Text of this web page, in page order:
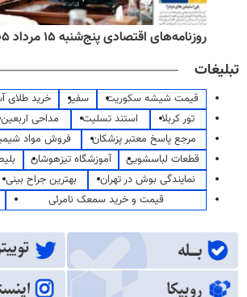
روزنامه‌های اقتصادی پنج‌شنبه ۱۵ مرداد ۱۴۰۵
تبلیغات
قیمت شیشه سکوریت سفیر خرید طلای
تور کربلا
استند تسلیت مداحی اربعین
مرجع پاسخ معتبر پزشکان
فروش مواد
قطعات لباسشویی
آموزشگاه تیزهوشان
نمایندگی بوش در تهران
بهترین جراح بینی
قیمت و خرید سمعک نامرئی